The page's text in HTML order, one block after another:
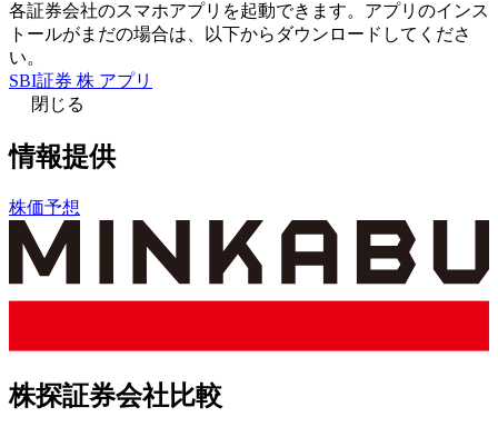
各証券会社のスマホアプリを起動できます。アプリのインス
トールがまだの場合は、以下からダウンロードしてくださ
い。
SBI証券 株 アプリ
閉じる
情報提供
株価予想
株探証券会社比較